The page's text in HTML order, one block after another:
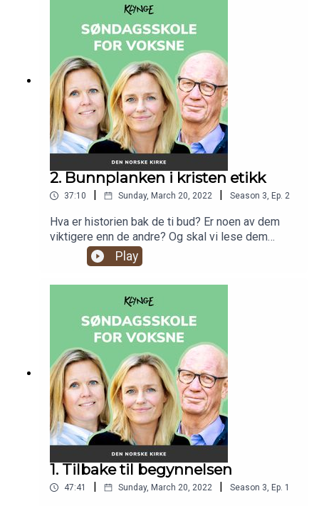
2. Bunnplanken i kristen etikk
37:10 Sunday, March 20, 2022 Season 3, Ep. 2
Hva er historien bak de ti bud? Er noen av dem
viktigere enn de andre? Og skal vi lese dem
bokstavlig? Vi går gjennom de ti budene, snakker
om betydningen bak, og hvordan vi skal følge
dem.
Play
1. Tilbake til begynnelsen
47:41 Sunday, March 20, 2022 Season 3, Ep. 1